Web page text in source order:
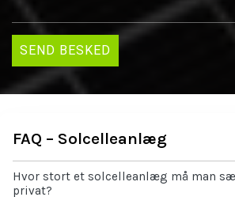
FAQ – Solcelleanlæg
Hvor stort et solcelleanlæg må man
privat?